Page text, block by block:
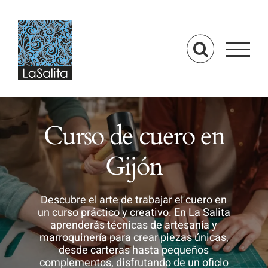
contenido
Curso de cuero en
Gijón
Descubre el arte de trabajar el cuero en
un curso práctico y creativo. En La Salita
aprenderás técnicas de artesanía y
marroquinería para crear piezas únicas,
desde carteras hasta pequeños
complementos, disfrutando de un oficio